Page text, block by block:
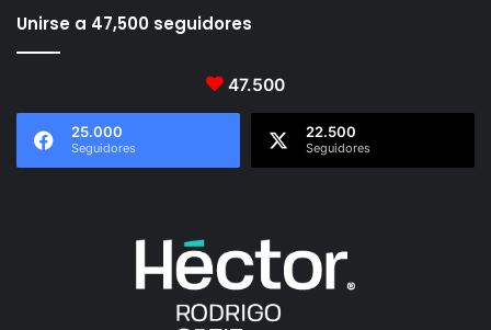
Unirse a 47,500 seguidores
47.500
25.000
Seguidores
22.500
Seguidores